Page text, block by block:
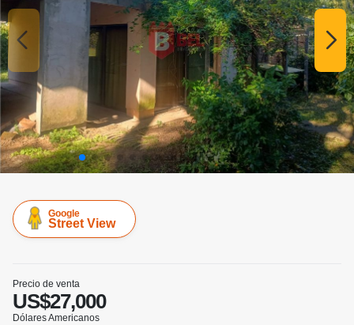
Google
Street View
Precio de venta
US$27,000
Dólares Americanos